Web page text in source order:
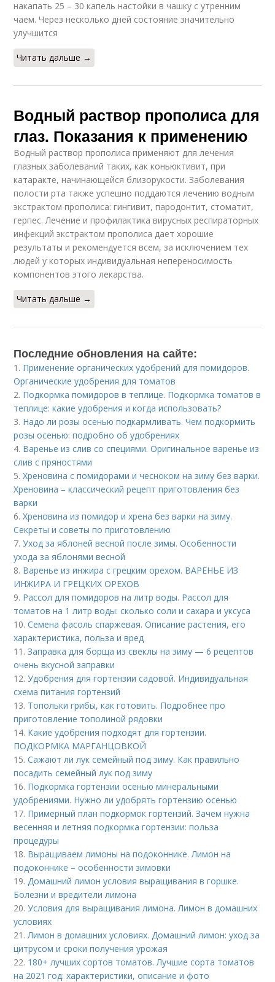
накапать 25 – 30 капель настойки в чашку с утренним
чаем. Через несколько дней состояние значительно
улучшится
Читать дальше →
Водный раствор прополиса для
глаз. Показания к применению
Водный раствор прополиса применяют для лечения
глазных заболеваний таких, как коньюктивит, при
катаракте, начинающейся близорукости. Заболевания
полости рта также успешно поддаются лечению водным
экстрактом прополиса: гингивит, пародонтит, стоматит,
герпес. Лечение и профилактика вирусных респираторных
инфекций экстрактом прополиса дает хорошие
результаты и рекомендуется всем, за исключением тех
людей у которых индивидуальная непереносимость
компонентов этого лекарства.
Читать дальше →
Последние обновления на сайте:
1. Применение органических удобрений для помидоров.
Органические удобрения для томатов
2. Подкормка помидоров в теплице. Подкормка томатов в
теплице: какие удобрения и когда использовать?
3. Надо ли розы осенью подкармливать. Чем подкормить
розы осенью: подробно об удобрениях
4. Варенье из слив со специями. Оригинальное варенье из
слив с пряностями
5.Хреновина с помидорами и чесноком на зиму без варки.
Хреновина – классический рецепт приготовления без
варки
6.Хреновина из помидор и хрена без варки на зиму.
Секреты и советы по приготовлению
7.Уход за яблоней весной после зимы. Особенности
ухода за яблонями весной
8. Варенье из инжира с грецким орехом. ВАРЕНЬЕ ИЗ
ИНЖИРА И ГРЕЦКИХ ОРЕХОВ
9. Рассол для помидоров на литр воды. Рассол для
томатов на 1 литр воды: сколько соли и сахара и уксуса
10.Семена фасоль спаржевая. Описание растения, его
характеристика, польза и вред
11.Заправка для борща из свеклы на зиму — 6 рецептов
очень вкусной заправки
12.Удобрения для гортензии садовой. Индивидуальная
схема питания гортензий
13. Топольки грибы, как готовить. Подробнее про
приготовление тополиной рядовки
14. Какие удобрения подходят для гортензии.
ПОДКОРМКА МАРГАНЦОВКОЙ
15.Сажают ли лук семейный под зиму. Как правильно
посадить семейный лук под зиму
16. Подкормка гортензии осенью минеральными
удобрениями. Нужно ли удобрять гортензию осенью
17. Примерный план подкормок гортензий. Зачем нужна
весенняя и летняя подкормка гортензии: польза
процедуры
18. Выращиваем лимоны на подоконнике. Лимон на
подоконнике – особенности зимовки
19.Домашний лимон условия выращивания в горшке.
Болезни и вредители лимона
20.Условия для выращивания лимона. Лимон в домашних
условиях
21.Лимон в домашних условиях. Домашний лимон: уход за
цитрусом и сроки получения урожая
22. 180+ лучших сортов томатов. Лучшие сорта томатов
на 2021 год: характеристики, описание и фото